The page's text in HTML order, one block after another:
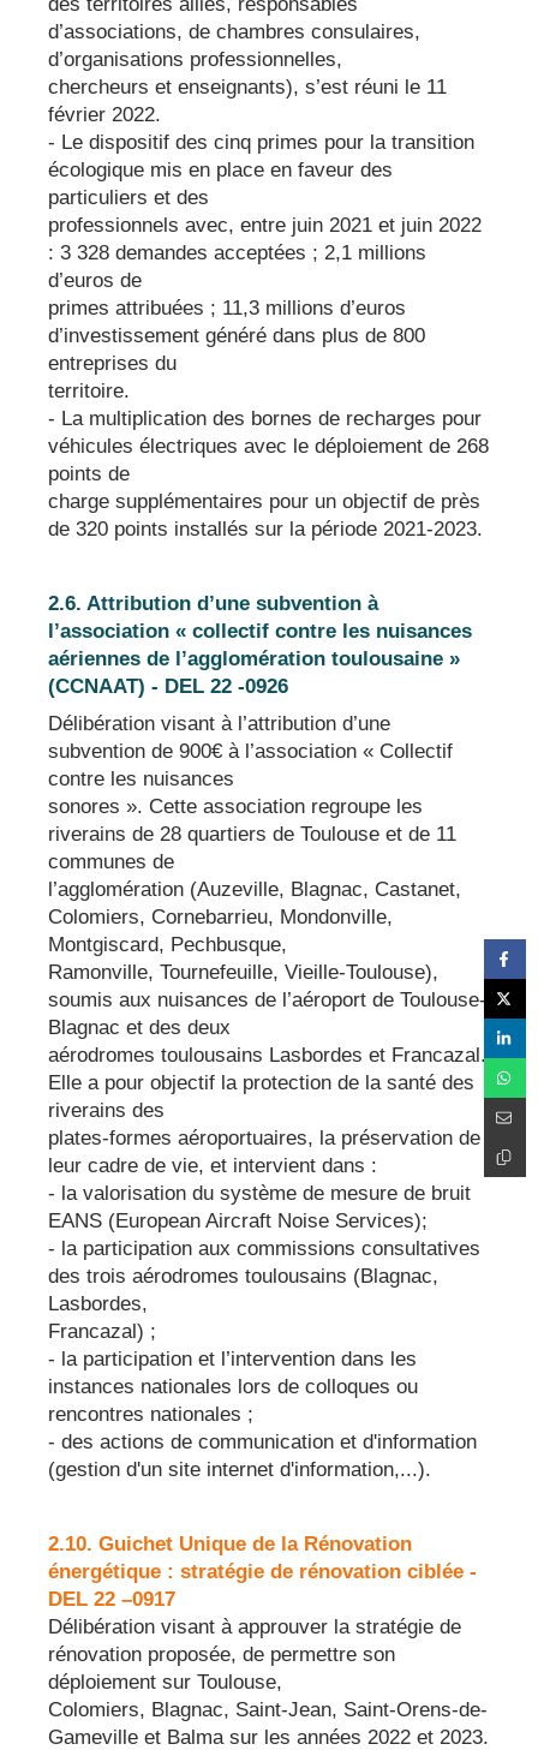
d’associations, de chambres consulaires,
d’organisations professionnelles,
chercheurs et enseignants), s’est réuni le 11
février 2022.
- Le dispositif des cinq primes pour la transition
écologique mis en place en faveur des
particuliers et des
professionnels avec, entre juin 2021 et juin 2022
: 3 328 demandes acceptées ; 2,1 millions
d’euros de
primes attribuées ; 11,3 millions d’euros
d’investissement généré dans plus de 800
entreprises du
territoire.
- La multiplication des bornes de recharges pour
véhicules électriques avec le déploiement de 268
points de
charge supplémentaires pour un objectif de près
de 320 points installés sur la période 2021-2023.
2.6. Attribution d’une subvention à
l’association « collectif contre les nuisances
aériennes de l’agglomération toulousaine »
(CCNAAT) - DEL 22 -0926
Délibération visant à l’attribution d’une
subvention de 900€ à l’association « Collectif
contre les nuisances
sonores ». Cette association regroupe les
riverains de 28 quartiers de Toulouse et de 11
communes de
l’agglomération (Auzeville, Blagnac, Castanet,
Colomiers, Cornebarrieu, Mondonville,
Montgiscard, Pechbusque,
Ramonville, Tournefeuille, Vieille-Toulouse),
soumis aux nuisances de l’aéroport de Toulouse-
Blagnac et des deux
aérodromes toulousains Lasbordes et Francazal.
Elle a pour objectif la protection de la santé des
riverains des
plates-formes aéroportuaires, la préservation de
leur cadre de vie, et intervient dans :
- la valorisation du système de mesure de bruit
EANS (European Aircraft Noise Services);
- la participation aux commissions consultatives
des trois aérodromes toulousains (Blagnac,
Lasbordes,
Francazal) ;
- la participation et l’intervention dans les
instances nationales lors de colloques ou
rencontres nationales ;
- des actions de communication et d'information
(gestion d'un site internet d'information,...).
2.10. Guichet Unique de la Rénovation
énergétique : stratégie de rénovation ciblée -
DEL 22 –0917
Délibération visant à approuver la stratégie de
rénovation proposée, de permettre son
déploiement sur Toulouse,
Colomiers, Blagnac, Saint-Jean, Saint-Orens-de-
Gameville et Balma sur les années 2022 et 2023.